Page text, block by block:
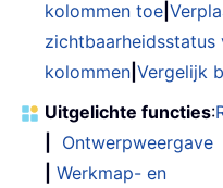
kolommen toe
zichtbaarheidsstatus
kolommen Vergelijk
Uitgelichte functies:
Ontwerpweergave
Werkmap- en